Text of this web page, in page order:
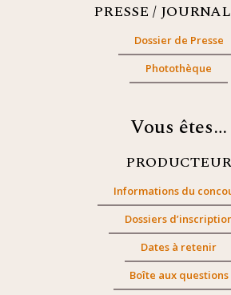
PRESSE /
Dossier de Presse
Photothèque
Vous êtes…
PRODUCTEUR
Informations du
Dossiers
Dates à retenir
Boîte aux questions